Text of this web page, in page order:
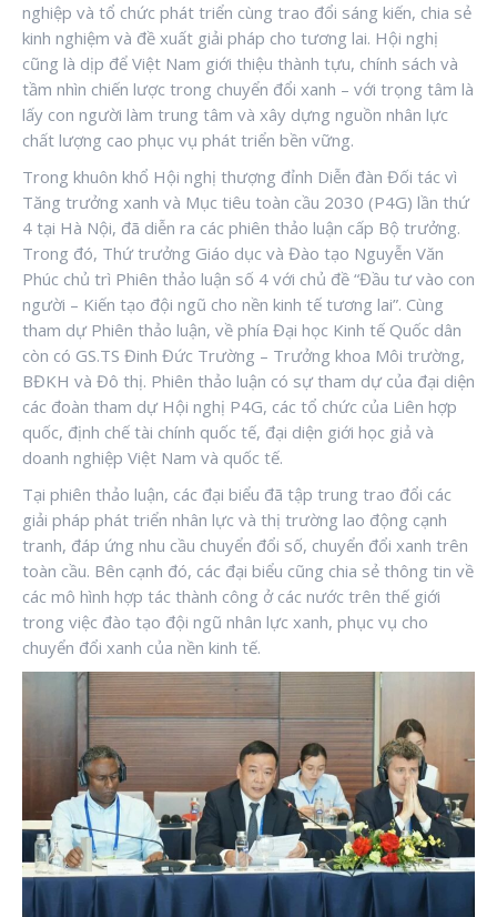
nghiệp và tổ chức phát triển cùng trao đổi sáng kiến, chia sẻ
kinh nghiệm và đề xuất giải pháp cho tương lai. Hội nghị
cũng là dịp để Việt Nam giới thiệu thành tựu, chính sách và
tầm nhìn chiến lược trong chuyển đổi xanh – với trọng tâm là
lấy con người làm trung tâm và xây dựng nguồn nhân lực
chất lượng cao phục vụ phát triển bền vững.
Trong khuôn khổ Hội nghị thượng đỉnh Diễn đàn Đối tác vì
Tăng trưởng xanh và Mục tiêu toàn cầu 2030 (P4G) lần thứ
4 tại Hà Nội, đã diễn ra các phiên thảo luận cấp Bộ trưởng.
Trong đó, Thứ trưởng Giáo dục và Đào tạo Nguyễn Văn
Phúc chủ trì Phiên thảo luận số 4 với chủ đề “Đầu tư vào con
người – Kiến tạo đội ngũ cho nền kinh tế tương lai”. Cùng
tham dự Phiên thảo luận, về phía Đại học Kinh tế Quốc dân
còn có GS.TS Đinh Đức Trường – Trưởng khoa Môi trường,
BĐKH và Đô thị. Phiên thảo luận có sự tham dự của đại diện
các đoàn tham dự Hội nghị P4G, các tổ chức của Liên hợp
quốc, định chế tài chính quốc tế, đại diện giới học giả và
doanh nghiệp Việt Nam và quốc tế.
Tại phiên thảo luận, các đại biểu đã tập trung trao đổi các
giải pháp phát triển nhân lực và thị trường lao động cạnh
tranh, đáp ứng nhu cầu chuyển đổi số, chuyển đổi xanh trên
toàn cầu. Bên cạnh đó, các đại biểu cũng chia sẻ thông tin về
các mô hình hợp tác thành công ở các nước trên thế giới
trong việc đào tạo đội ngũ nhân lực xanh, phục vụ cho
chuyển đổi xanh của nền kinh tế.